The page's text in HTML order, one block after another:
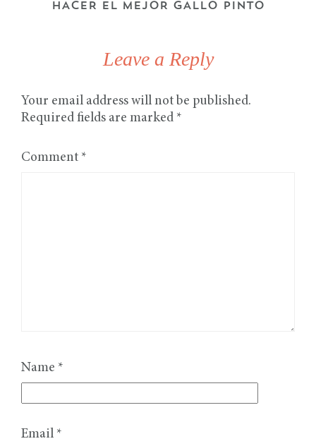
HACER EL MEJOR GALLO PINTO
Leave a Reply
Your email address will not be published.
Required fields are marked *
Comment *
Name *
Email *